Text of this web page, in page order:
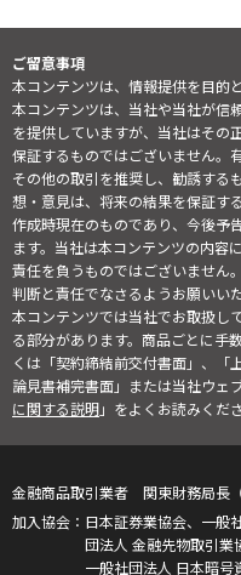
ご留意事項
本コンテンツは、情報提供を目的
本コンテンツは、当社や当社が信
を提供していますが、当社はその
保証するものではございません。
その他の取引を推奨し、勧誘する
想・意見は、将来の結果を保証す
作成時現在のものであり、今後予
ます。当社は本コンテンツの内容
責任を負うものではございません
判断と責任でなさるようお願いいた
本コンテンツでは当社でお取扱し
る部分があります。商品ごとに手
くは「契約締結前交付書面」、「
論見書補完書面」または当社ウェ
に関する説明」をよくお読みくださ
金融商品取引業者 関東財務局長
日本証券業協会、一般
団法人 金融先物取引業
一般社団法人 日本暗